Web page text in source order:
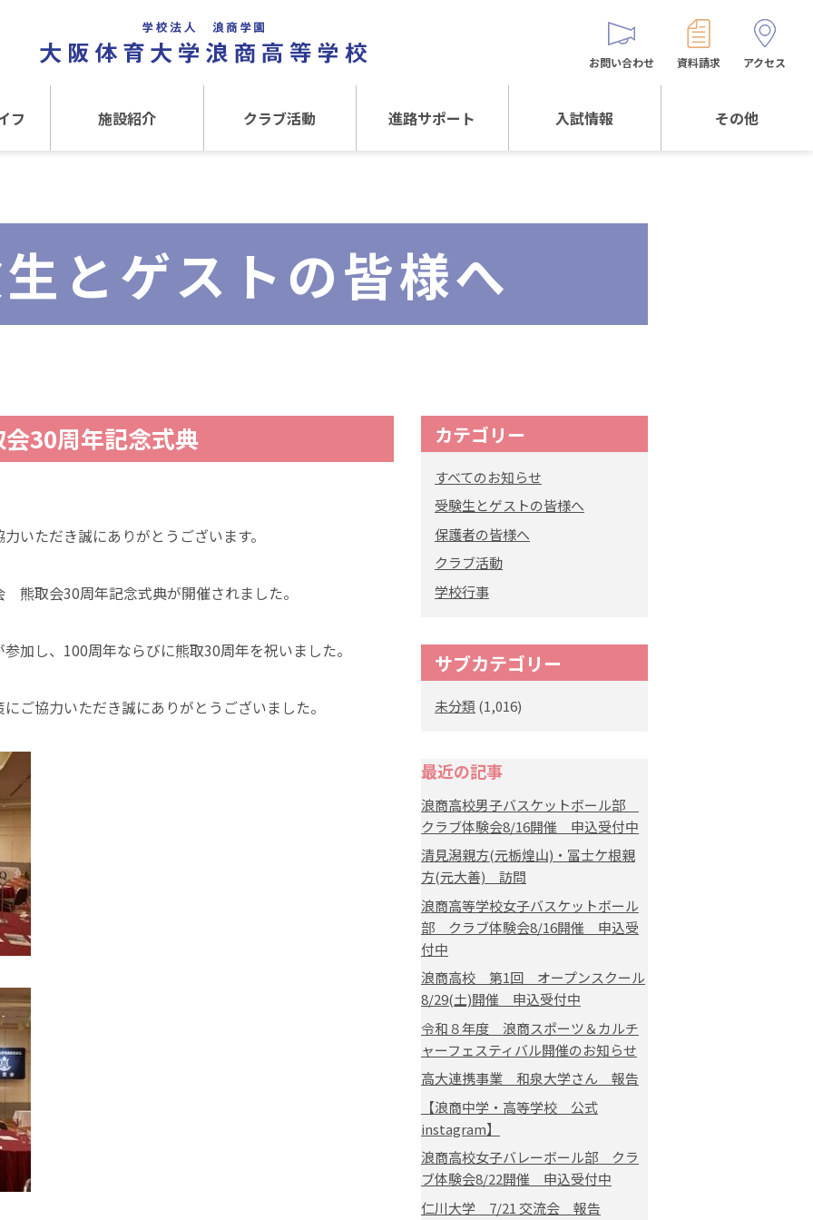
フ 施設紹介 クラブ活動
文化クラブ
進路サポート
大阪体育大学
内部進学について
入試情報 その他
お問い合わせ 資料請求 アクセス
とゲストの皆様へ
30周年記念式典
いただき誠にありがとうございます。
取会30周年記念式典が開催されました。
加し、100周年ならびに熊取30周年を祝いました。
ご協力いただき誠にありがとうございました。
カテゴリー
すべてのお知らせ
受験生とゲストの皆様へ
保護者の皆様へ
クラブ活動
学校行事
サブカテゴリー
未分類 (1,016)
最近の記事
浪商高校男子バスケットボール部
クラブ体験会8/16開催 申込受付中
清見潟親方(元栃煌山)・冨士ケ根親
方(元大善) 訪問
浪商高等学校女子バスケットボール
部 クラブ体験会8/16開催 申込受
付中
浪商高校 第1回 オープンスクール
8/29(土)開催 申込受付中
令和８年度 浪商スポーツ＆カルチ
ャーフェスティバル開催のお知らせ
高大連携事業 和泉大学さん 報告
【浪商中学・高等学校 公式
instagram】
浪商高校女子バレーボール部 クラ
ブ体験会8/22開催 申込受付中
仁川大学 7/21 交流会 報告